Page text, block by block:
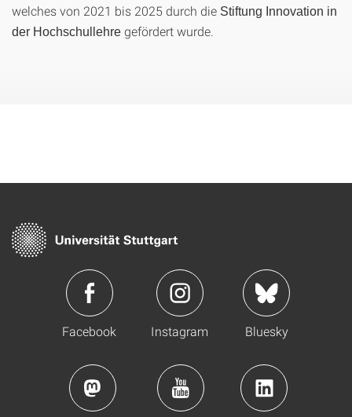
welches von 2021 bis 2025 durch die Stiftung Innovation in
der Hochschullehre gefördert wurde.
Facebook Instagram Bluesky